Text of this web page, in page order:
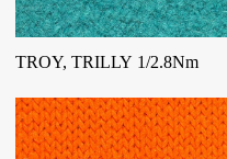
TROY, TRILLY 1/2.8Nm